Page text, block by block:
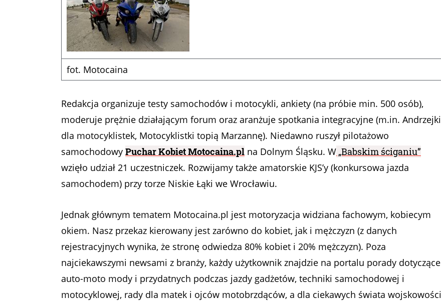
fot. Motocaina
Redakcja organizuje testy samochodów i motocykli, ankiety (na próbie min. 500 osób),
moderuje prężnie działającym forum oraz aranżuje spotkania integracyjne (m.in. Andrzejki
dla motocyklistek, Motocyklistki topią Marzannę). Niedawno ruszył pilotażowo
samochodowy Puchar Kobiet Motocaina.pl na Dolnym Śląsku. W „Babskim ściganiu”
wzięło udział 21 uczestniczek. Rozwijamy także amatorskie KJS’y (konkursowa jazda
samochodem) przy torze Niskie Łąki we Wrocławiu.
Jednak głównym tematem Motocaina.pl jest motoryzacja widziana fachowym, kobiecym
okiem. Nasz przekaz kierowany jest zarówno do kobiet, jak i mężczyzn (z danych
rejestracyjnych wynika, że stronę odwiedza 80% kobiet i 20% mężczyzn). Poza
najciekawszymi newsami z branży, każdy użytkownik znajdzie na portalu porady dotyczące
auto-moto mody i przydatnych podczas jazdy gadżetów, techniki samochodowej i
motocyklowej, rady dla matek i ojców motobrzdąców, a dla ciekawych świata wojskowości